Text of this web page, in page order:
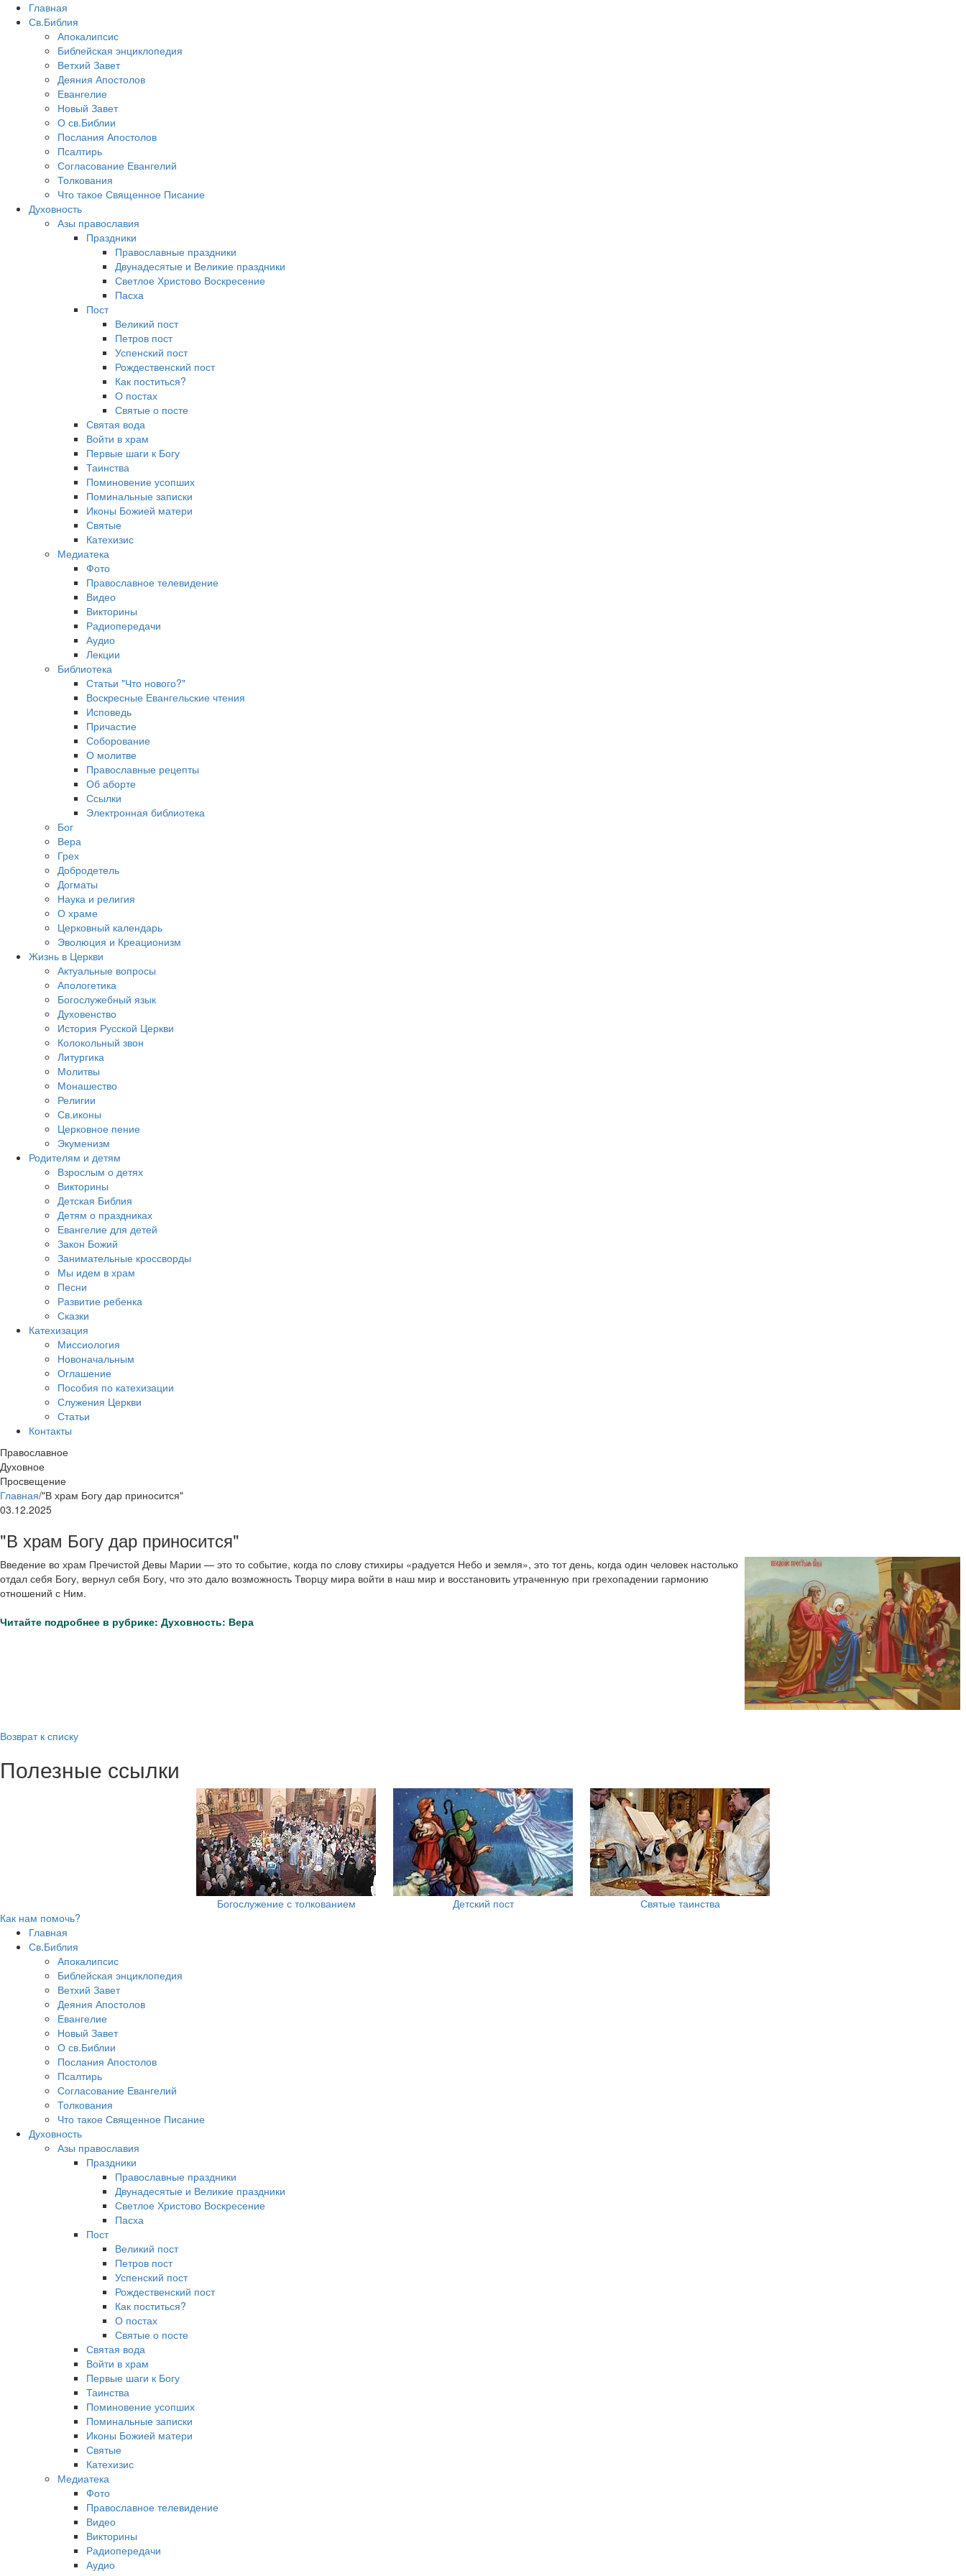
Главная
Св.Библия
Апокалипсис
Библейская энциклопедия
Ветхий Завет
Деяния Апостолов
Евангелие
Новый Завет
О св.Библии
Послания Апостолов
Псалтирь
Согласование Евангелий
Толкования
Что такое Священное Писание
Духовность
Азы православия
Праздники
Православные праздники
Двунадесятые и Великие праздники
Светлое Христово Воскресение
Пасха
Пост
Великий пост
Петров пост
Успенский пост
Рождественский пост
Как поститься?
О постах
Святые о посте
Святая вода
Войти в храм
Первые шаги к Богу
Таинства
Поминовение усопших
Поминальные записки
Иконы Божией матери
Святые
Катехизис
Медиатека
Фото
Православное телевидение
Видео
Викторины
Радиопередачи
Аудио
Лекции
Библиотека
Статьи "Что нового?"
Воскресные Евангельские чтения
Исповедь
Причастие
Соборование
О молитве
Православные рецепты
Об аборте
Ссылки
Электронная библиотека
Бог
Вера
Грех
Добродетель
Догматы
Наука и религия
О храме
Церковный календарь
Эволюция и Креационизм
Жизнь в Церкви
Актуальные вопросы
Апологетика
Богослужебный язык
Духовенство
История Русской Церкви
Колокольный звон
Литургика
Молитвы
Монашество
Религии
Св.иконы
Церковное пение
Экуменизм
Родителям и детям
Взрослым о детях
Викторины
Детская Библия
Детям о праздниках
Евангелие для детей
Закон Божий
Занимательные кроссворды
Мы идем в храм
Песни
Развитие ребенка
Сказки
Катехизация
Миссиология
Новоначальным
Оглашение
Пособия по катехизации
Служения Церкви
Статьи
Контакты
Православное
Духовное
Просвещение
Главная/"В храм Богу дар приносится"
03.12.2025
"В храм Богу дар приносится"
Введение во храм Пречистой Девы Марии — это то событие, когда по слову стихиры «радуется Небо и земля», это тот день, когда один человек настолько
отдал себя Богу, вернул себя Богу, что это дало возможность Творцу мира войти в наш мир и восстановить утраченную при грехопадении гармонию
отношений с Ним.
Читайте подробнее в рубрике: Духовность: Вера
Возврат к списку
Полезные ссылки
Богослужение с толкованием Детский пост
Святые таинства
Как нам помочь?
Главная
Св.Библия
Апокалипсис
Библейская энциклопедия
Ветхий Завет
Деяния Апостолов
Евангелие
Новый Завет
О св.Библии
Послания Апостолов
Псалтирь
Согласование Евангелий
Толкования
Что такое Священное Писание
Духовность
Азы православия
Праздники
Православные праздники
Двунадесятые и Великие праздники
Светлое Христово Воскресение
Пасха
Пост
Великий пост
Петров пост
Успенский пост
Рождественский пост
Как поститься?
О постах
Святые о посте
Святая вода
Войти в храм
Первые шаги к Богу
Таинства
Поминовение усопших
Поминальные записки
Иконы Божией матери
Святые
Катехизис
Медиатека
Фото
Православное телевидение
Видео
Викторины
Радиопередачи
Аудио